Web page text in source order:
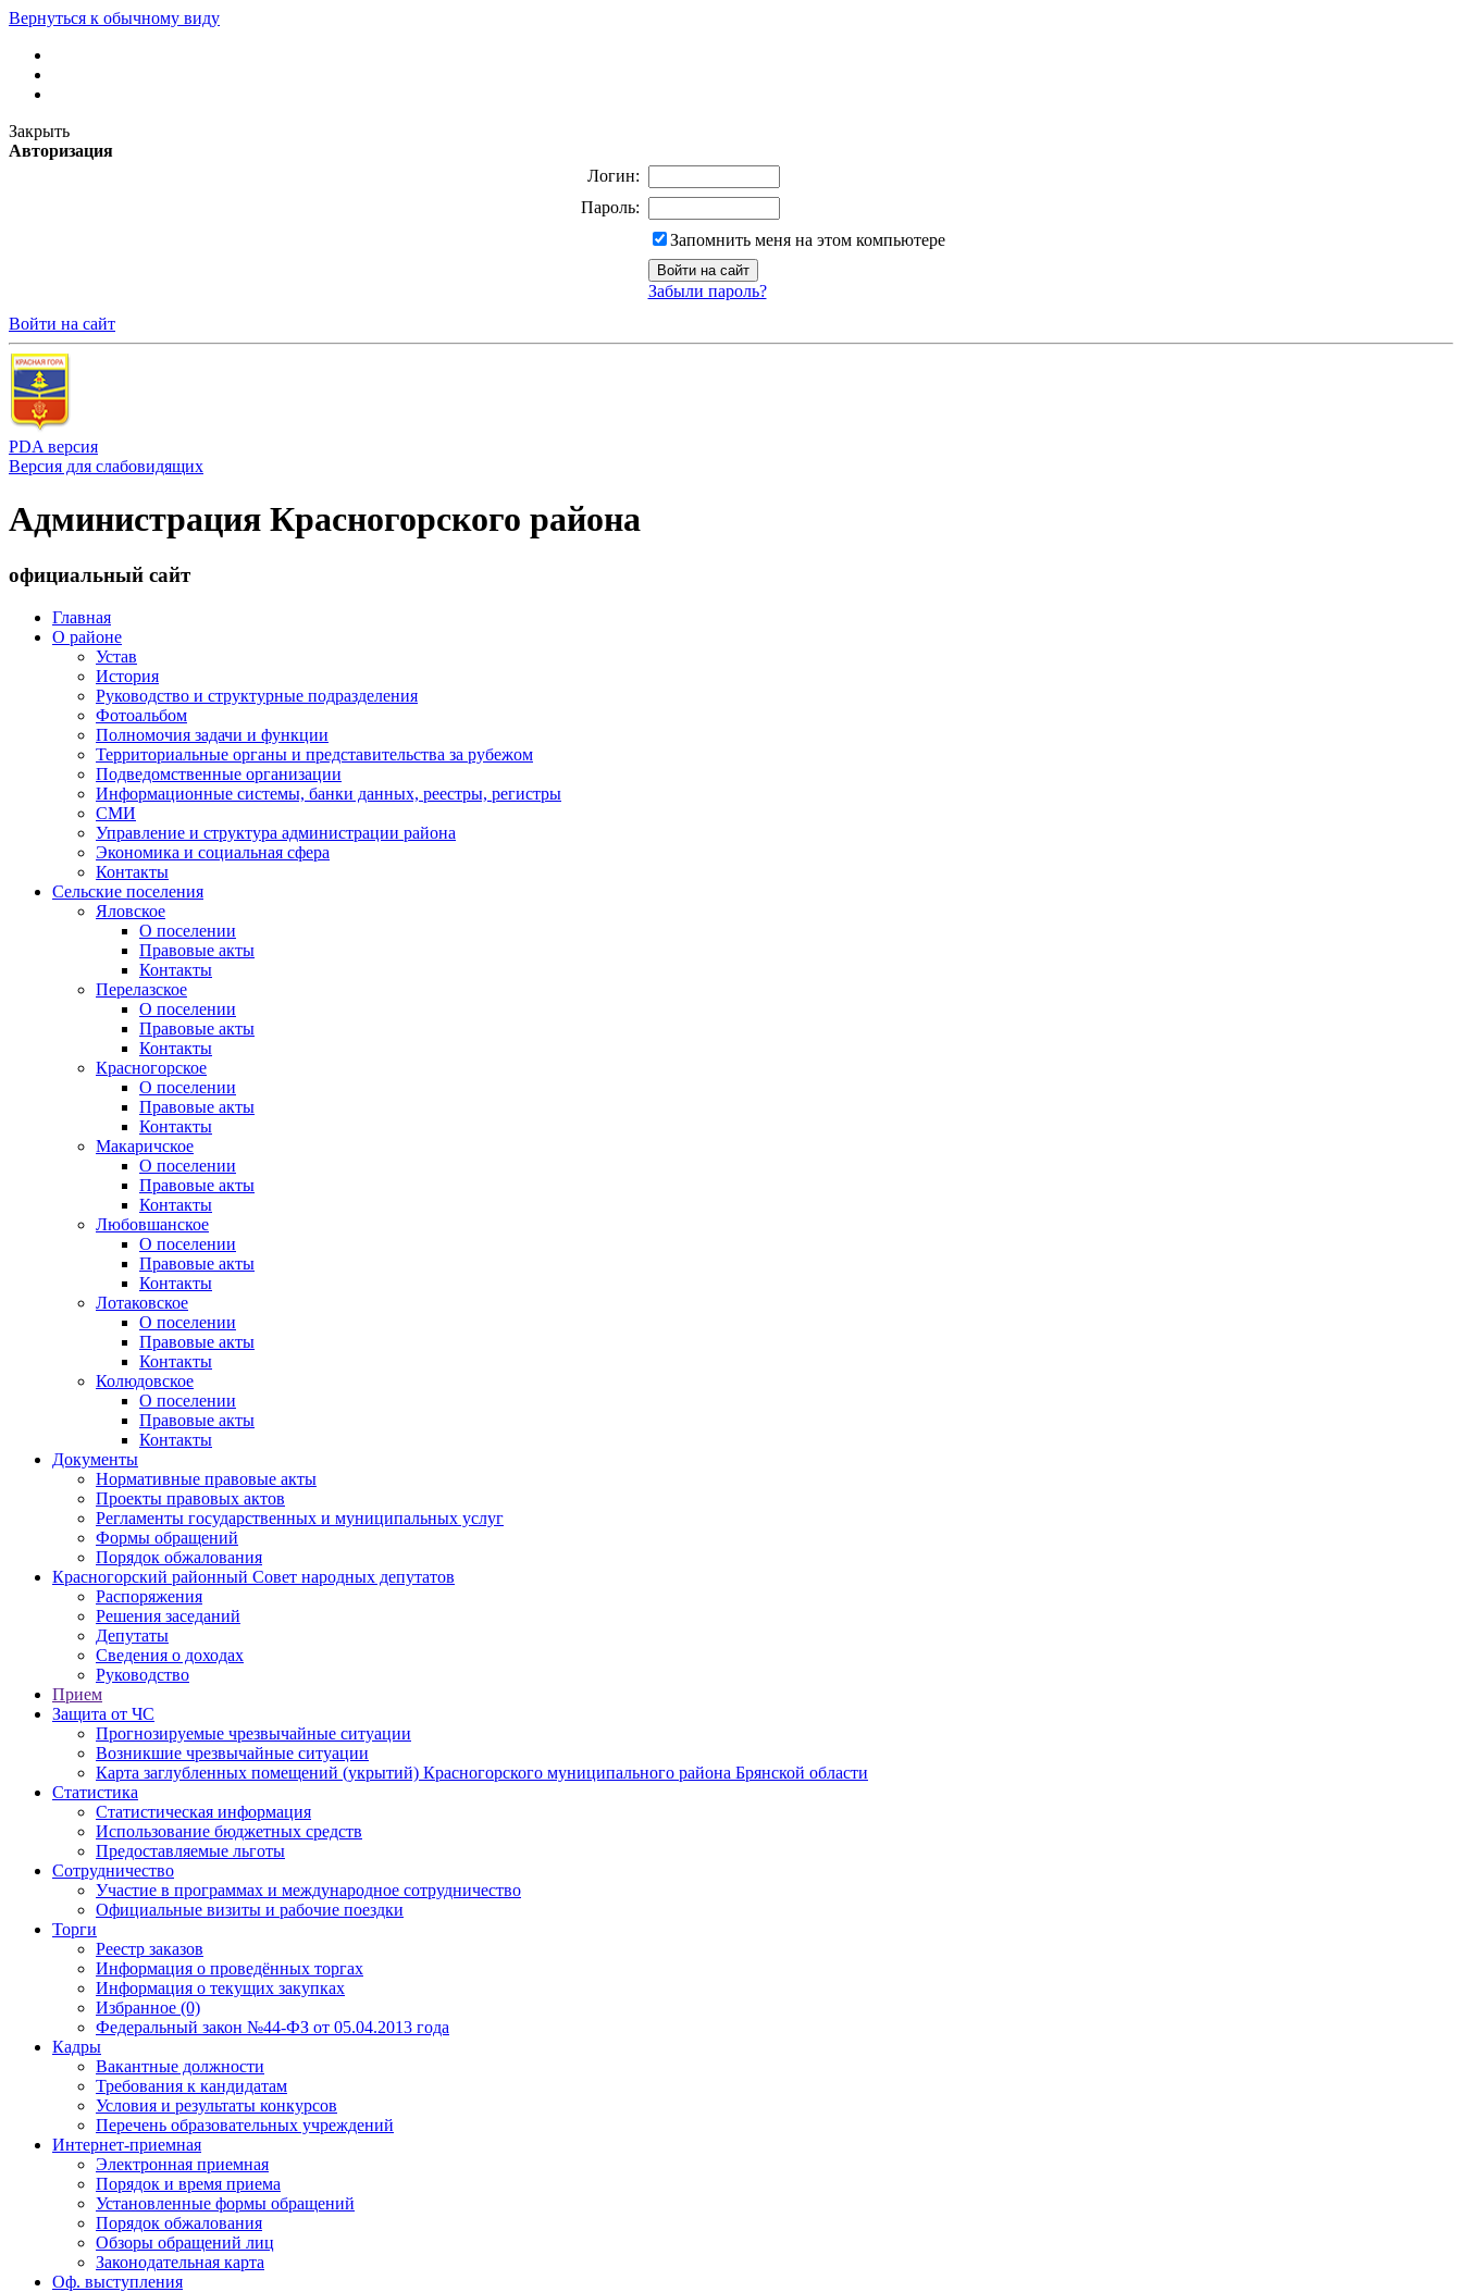
Вернуться к обычному виду
Закрыть
Авторизация
Логин:
Пароль:
Запомнить меня на этом компьютере
Забыли пароль?
Войти на сайт
PDA версия
Версия для слабовидящих
Администрация Красногорского района
официальный сайт
Главная
О районе
Устав
История
Руководство и структурные подразделения
Фотоальбом
Полномочия задачи и функции
Территориальные органы и представительства за рубежом
Подведомственные организации
Информационные системы, банки данных, реестры, регистры
СМИ
Управление и структура администрации района
Экономика и социальная сфера
Контакты
Сельские поселения
Яловское
О поселении
Правовые акты
Контакты
Перелазское
О поселении
Правовые акты
Контакты
Красногорское
О поселении
Правовые акты
Контакты
Макаричское
О поселении
Правовые акты
Контакты
Любовшанское
О поселении
Правовые акты
Контакты
Лотаковское
О поселении
Правовые акты
Контакты
Колюдовское
О поселении
Правовые акты
Контакты
Документы
Нормативные правовые акты
Проекты правовых актов
Регламенты государственных и муниципальных услуг
Формы обращений
Порядок обжалования
Красногорский районный Совет народных депутатов
Распоряжения
Решения заседаний
Депутаты
Сведения о доходах
Руководство
Прием
Защита от ЧС
Прогнозируемые чрезвычайные ситуации
Возникшие чрезвычайные ситуации
Карта заглубленных помещений (укрытий) Красногорского муниципального района Брянской области
Статистика
Статистическая информация
Использование бюджетных средств
Предоставляемые льготы
Сотрудничество
Участие в программах и международное сотрудничество
Официальные визиты и рабочие поездки
Торги
Реестр заказов
Информация о проведённых торгах
Информация о текущих закупках
Избранное (0)
Федеральный закон №44-ФЗ от 05.04.2013 года
Кадры
Вакантные должности
Требования к кандидатам
Условия и результаты конкурсов
Перечень образовательных учреждений
Интернет-приемная
Электронная приемная
Порядок и время приема
Установленные формы обращений
Порядок обжалования
Обзоры обращений лиц
Законодательная карта
Оф. выступления